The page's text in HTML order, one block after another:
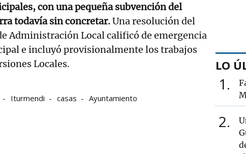
con una pequeña subvención del
todavía sin concretar.Una resolución del
Administración Local calificó de emergencia
e incluyó provisionalmente los trabajos
Locales.
Iturmendi casas Ayuntamiento
LO
1
2